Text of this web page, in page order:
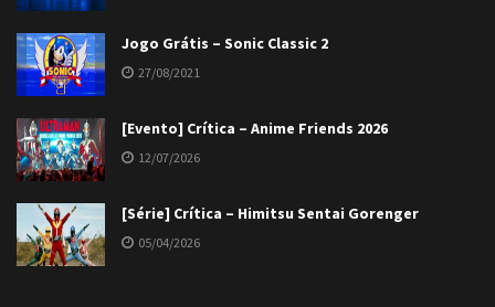
Jogo Grátis – Sonic Classic 2
27/08/2021
[Evento] Crítica – Anime Friends 2026
12/07/2026
[Série] Crítica – Himitsu Sentai Gorenger
05/04/2026